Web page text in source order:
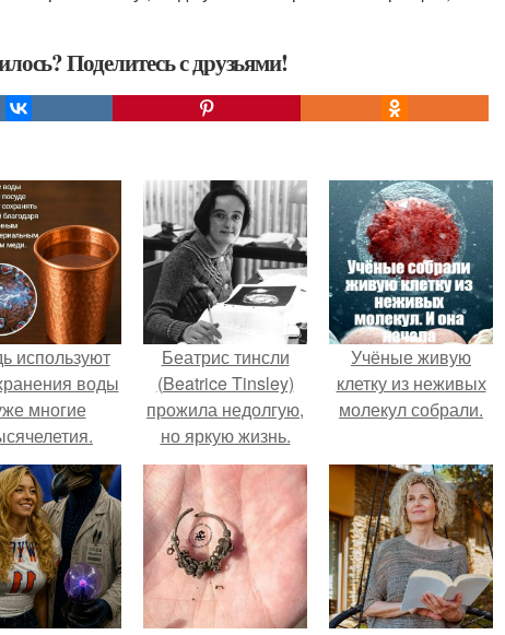
Поделитесь с друзьями!
используют
воды
многие
Беатрис тинсли
(Beatrice Tinsley)
прожила недолгую,
но яркую жизнь.
Учёные живую
клетку из неживых
молекул собрали.